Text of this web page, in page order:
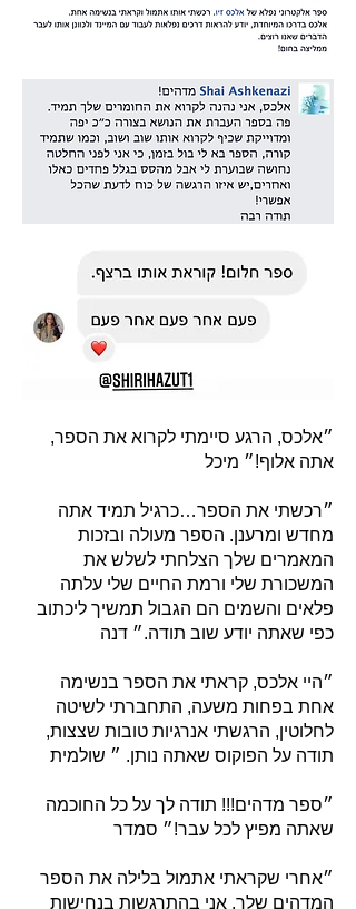
״אלכס, הרגע סיימתי לקרוא את הספר,
אתה אלוף!״ מיכל
״רכשתי את הספר…כרגיל תמיד אתה
מחדש ומרענן. הספר מעולה ובזכות
המאמרים שלך הצלחתי לשלש את
המשכורת שלי ורמת החיים שלי עלתה
פלאים והשמים הם הגבול תמשיך ליכתוב
כפי שאתה יודע שוב תודה.״ דנה
״היי אלכס, קראתי את הספר בנשימה
אחת בפחות משעה, התחברתי לשיטה
לחלוטין, הרגשתי אנרגיות טובות שצצות,
תודה על הפוקוס שאתה נותן. ״ שולמית
״ספר מדהים!!! תודה לך על כל החוכמה
שאתה מפיץ לכל עבר!״ סמדר
״אחרי שקראתי אתמול בלילה את הספר
המדהים שלך. אני בהתרגשות בנחישות